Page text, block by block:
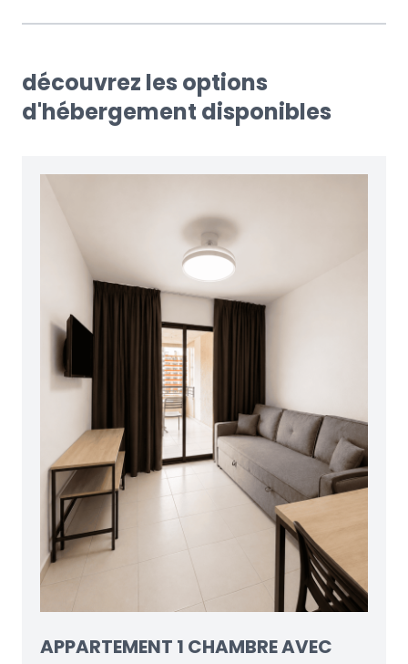
découvrez les options
d'hébergement disponibles
APPARTEMENT 1 CHAMBRE AVEC